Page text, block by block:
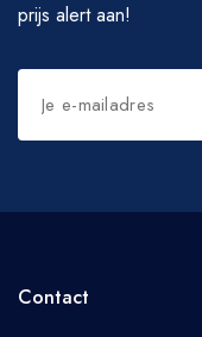
prijs alert aan!
Contact